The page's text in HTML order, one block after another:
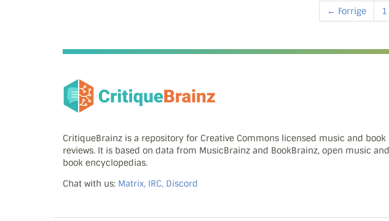
← Forrige 1
CritiqueBrainz is a repository for Creative Commons licensed music and book
reviews. It is based on data from MusicBrainz and BookBrainz, open music and
book encyclopedias.
Chat with us: Matrix, IRC, Discord